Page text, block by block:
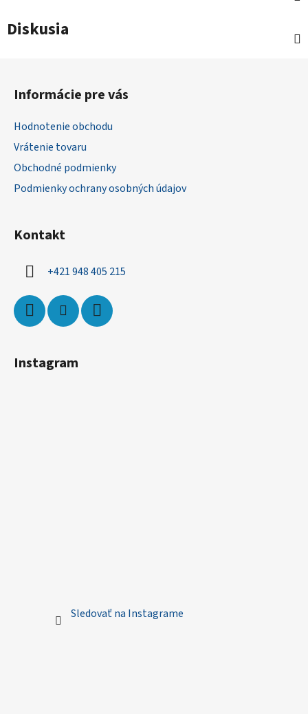
Diskusia
Informácie pre vás
Hodnotenie obchodu
Vrátenie tovaru
Obchodné podmienky
Podmienky ochrany osobných údajov
Kontakt
+421 948 405 215
Instagram
Sledovať na Instagrame